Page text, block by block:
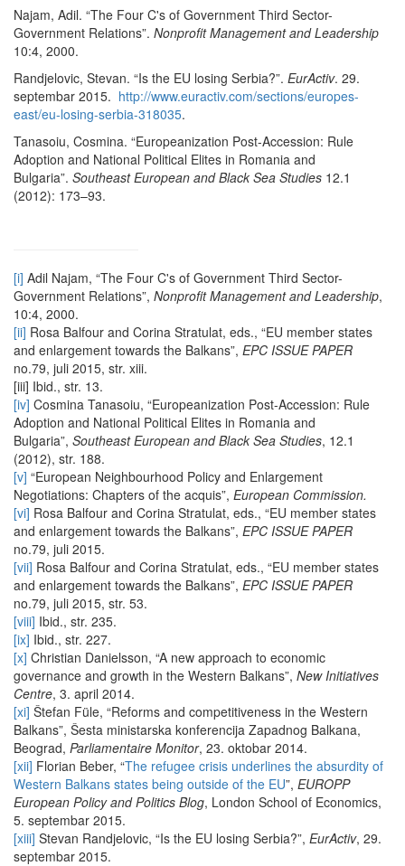
Najam, Adil. “The Four C's of Government Third Sector-
Government Relations”. Nonprofit Management and Leadership
10:4, 2000.
Randjelovic, Stevan. “Is the EU losing Serbia?”. EurActiv. 29.
septembar 2015. http://www.euractiv.com/sections/europes-
east/eu-losing-serbia-318035.
Tanasoiu, Cosmina. “Europeanization Post-Accession: Rule
Adoption and National Political Elites in Romania and
Bulgaria”. Southeast European and Black Sea Studies 12.1
(2012): 173–93.
[i] Adil Najam, “The Four C's of Government Third Sector-
Government Relations”, Nonprofit Management and Leadership,
10:4, 2000.
[ii] Rosa Balfour and Corina Stratulat, eds., “EU member states
and enlargement towards the Balkans”, EPC ISSUE PAPER
no.79, juli 2015, str. xiii.
[iii] Ibid., str. 13.
[iv] Cosmina Tanasoiu, “Europeanization Post-Accession: Rule
Adoption and National Political Elites in Romania and
Bulgaria”, Southeast European and Black Sea Studies, 12.1
(2012), str. 188.
[v] “European Neighbourhood Policy and Enlargement
Negotiations: Chapters of the acquis”, European Commission.
[vi] Rosa Balfour and Corina Stratulat, eds., “EU member states
and enlargement towards the Balkans”, EPC ISSUE PAPER
no.79, juli 2015.
[vii] Rosa Balfour and Corina Stratulat, eds., “EU member states
and enlargement towards the Balkans”, EPC ISSUE PAPER
no.79, juli 2015, str. 53.
[viii] Ibid., str. 235.
[ix] Ibid., str. 227.
[x] Christian Danielsson, “A new approach to economic
governance and growth in the Western Balkans”, New Initiatives
Centre, 3. april 2014.
[xi] Štefan Füle, “Reforms and competitiveness in the Western
Balkans”, Šesta ministarska konferencija Zapadnog Balkana,
Beograd, Parliamentaire Monitor, 23. oktobar 2014.
[xii] Florian Beber, “The refugee crisis underlines the absurdity of
Western Balkans states being outside of the EU”, EUROPP
European Policy and Politics Blog, London School of Economics,
5. septembar 2015.
[xiii] Stevan Randjelovic, “Is the EU losing Serbia?”, EurActiv, 29.
septembar 2015.